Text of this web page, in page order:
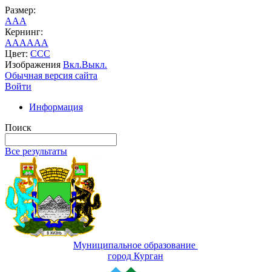
Размер:
AAA
Кернинг:
AAAAAA
Цвет: CCC
Изображения Вкл.Выкл.
Обычная версия сайта
Войти
Информация
Поиск
Все результаты
Муниципальное образование
город Курган